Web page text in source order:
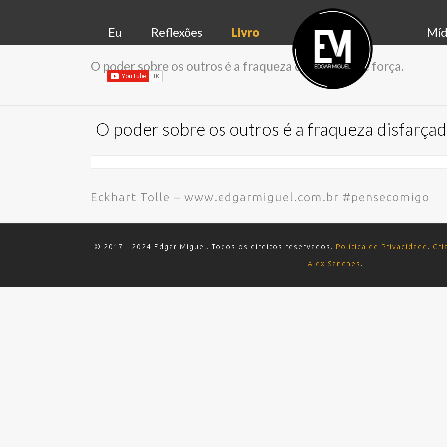
Eu Reflexões Livro
O poder sobre os outros é a fraqueza disfarçada de força.
O poder sobre os outros é a fraqueza
Eckhart Tolle – www.edgarmiguel.com.br #pensecomigo
© 2017 - 2024 Edgar Miguel. Todos os direitos reservados. Política de Privacidade .
Alex Sanches .